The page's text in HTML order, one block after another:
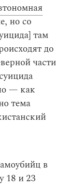
но со
там
до
части
— как
тема
в
18 и 23